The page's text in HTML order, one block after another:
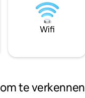
Wifi
te verkennen